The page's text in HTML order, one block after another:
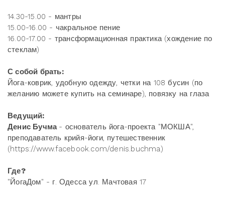
14.30-15.00 - мантры
15.00-16.00 - чакральное пение
16.00-17.00 - трансформационная практика (хождение по
стеклам)
С собой брать:
Йога-коврик, удобную одежду, четки на 108 бусин (по
желанию можете купить на семинаре), повязку на глаза
Ведущий:
Денис Бучма - основатель йога-проекта "МОКША",
преподаватель крийя-йоги, путешественник
(https://www.facebook.com/denis.buchma)
Где?
"ЙогаДом" - г. Одесса ул. Мачтовая 17